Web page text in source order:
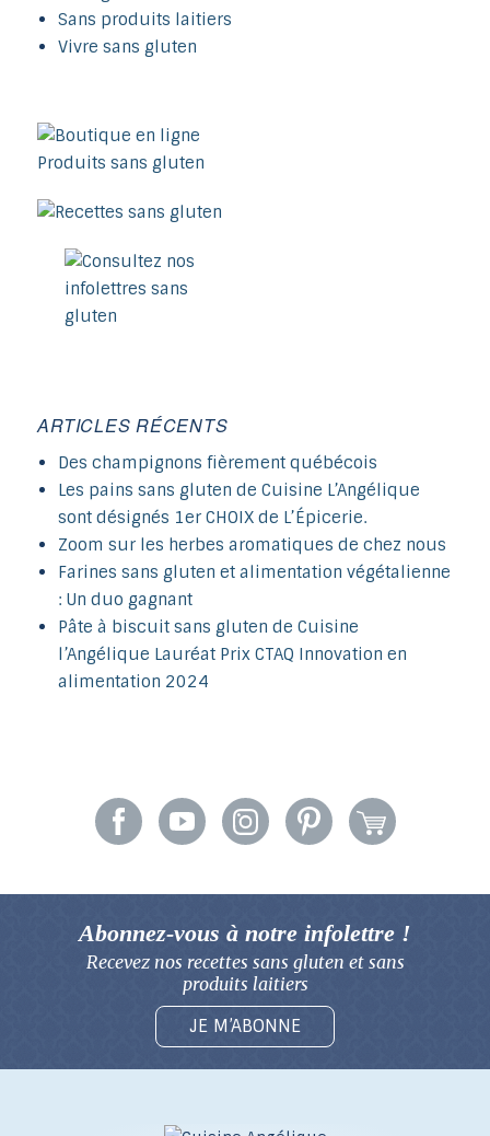
Sans produits laitiers
Vivre sans gluten
ARTICLES RÉCENTS
Des champignons fièrement québécois
Les pains sans gluten de Cuisine L’Angélique
sont désignés 1er CHOIX de L’Épicerie.
Zoom sur les herbes aromatiques de chez nous
Farines sans gluten et alimentation végétalienne
: Un duo gagnant
Pâte à biscuit sans gluten de Cuisine
l’Angélique Lauréat Prix CTAQ Innovation en
alimentation 2024
Abonnez-vous à notre infolettre !
Recevez nos recettes sans gluten et sans
produits laitiers
JE M’ABONNE